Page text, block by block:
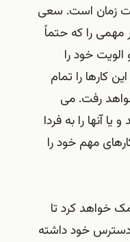
زمان است. سعی
مهمی را که حتماً
الویت خود را
کارها را تمام
رفت. می
یا آنها را به فردا
مهم خود را
خواهد کرد تا
دسترس خود داشته